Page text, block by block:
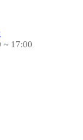
~ 17:00